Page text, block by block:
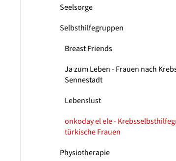
Seelsorge
Selbsthilfegruppen
Breast Friends
Ja zum Leben - Frauen nach
Sennestadt
Lebenslust
onkoday el ele -
türkische Frauen
Physiotherapie